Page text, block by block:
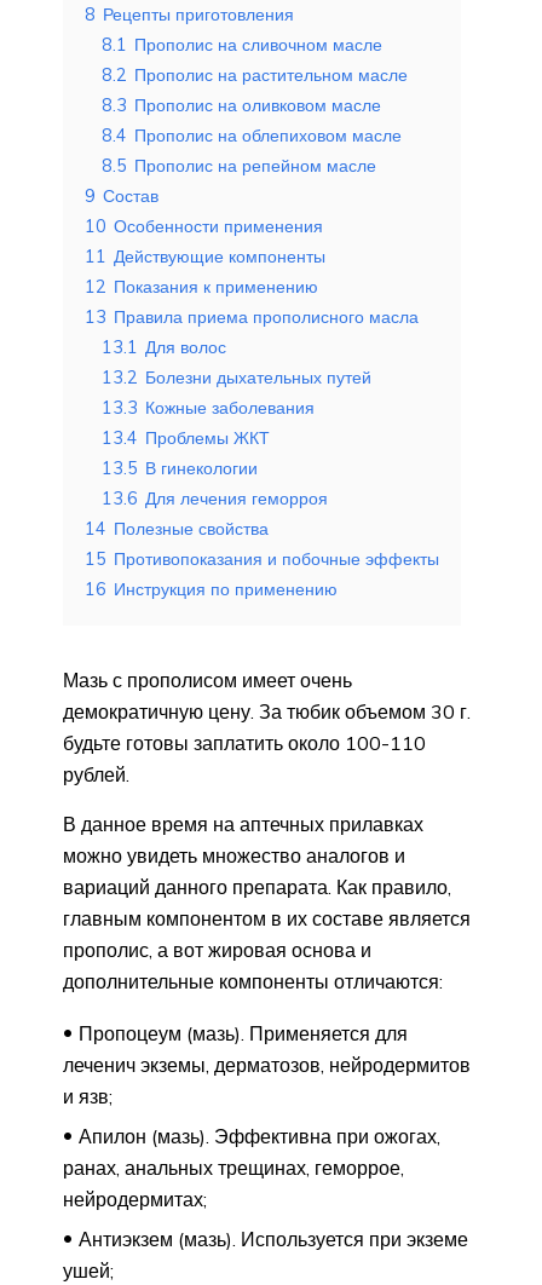
8 Рецепты приготовления
8.1 Прополис на сливочном масле
8.2 Прополис на растительном масле
8.3 Прополис на оливковом масле
8.4 Прополис на облепиховом масле
8.5 Прополис на репейном масле
9 Состав
10 Особенности применения
11 Действующие компоненты
12 Показания к применению
13 Правила приема прополисного масла
13.1 Для волос
13.2 Болезни дыхательных путей
13.3 Кожные заболевания
13.4 Проблемы ЖКТ
13.5 В гинекологии
13.6 Для лечения геморроя
14 Полезные свойства
15 Противопоказания и побочные эффекты
16 Инструкция по применению
Мазь с прополисом имеет очень
демократичную цену. За тюбик объемом 30 г.
будьте готовы заплатить около 100-110
рублей.
В данное время на аптечных прилавках
можно увидеть множество аналогов и
вариаций данного препарата. Как правило,
главным компонентом в их составе является
прополис, а вот жировая основа и
дополнительные компоненты отличаются:
Пропоцеум (мазь). Применяется для
леченич экземы, дерматозов, нейродермитов
и язв;
Апилон (мазь). Эффективна при ожогах,
ранах, анальных трещинах, геморрое,
нейродермитах;
Антиэкзем (мазь). Используется при экземе
ушей;